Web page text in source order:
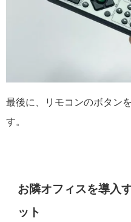
最後に、リモコンのボタン
す。
お隣オフィスを導入
ット